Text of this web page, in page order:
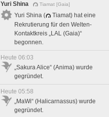
Yuri Shina
Tiamat [Gaia]
Yuri Shina (
Tiamat) hat eine
Rekrutierung für den Welten-
Kontaktkreis „LAL (Gaia)“
begonnen.
Heute 06:03
„Sakura Alice“ (Anima) wurde
gegründet.
Heute 05:58
„MaWi“ (Halicarnassus) wurde
gegründet.